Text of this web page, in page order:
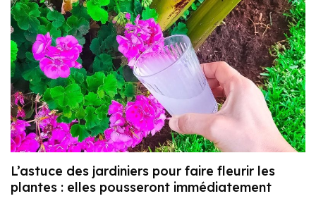
L’astuce des jardiniers pour faire fleurir les
plantes : elles pousseront immédiatement